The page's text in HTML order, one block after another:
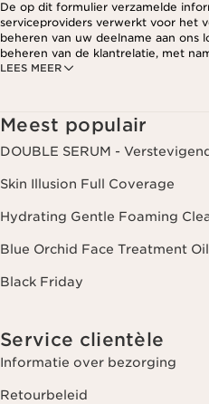
LEES MEER
De op dit formulier verzamelde
serviceproviders verwerkt voor het
beheren van uw deelname aan ons
beheren van de klantrelatie, met
aanbiedingen te kunnen sturen op
Meest populair
DOUBLE SERUM -
Skin Illusion Full Coverage
Hydrating Gentle Foaming
Blue Orchid Face Treatment
Black Friday
Service clientèle
Informatie over bezorging
Retourbeleid